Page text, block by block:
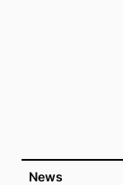
News